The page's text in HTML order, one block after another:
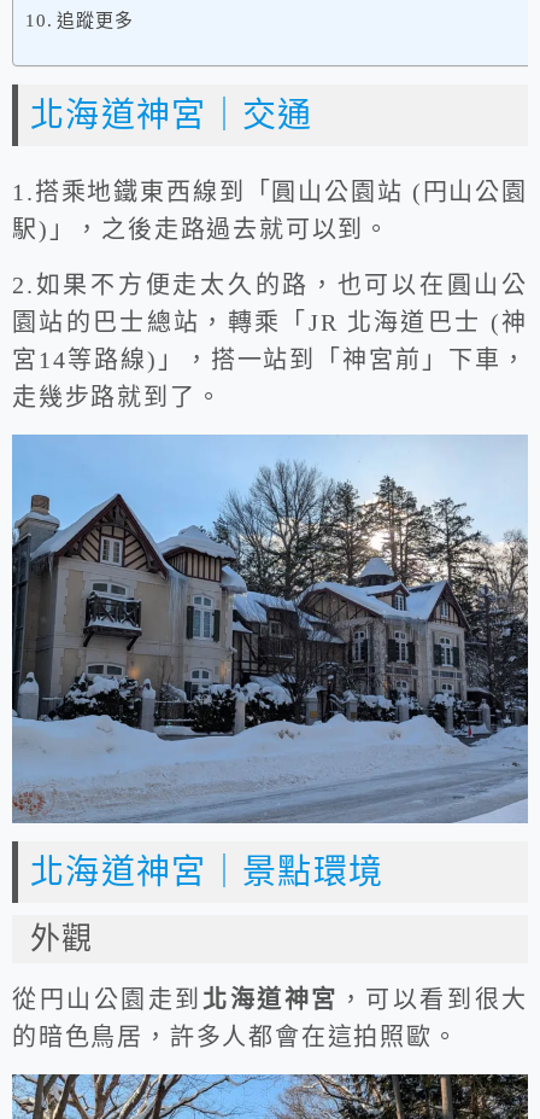
追蹤更多
北海道神宮｜交通
1.搭乘地鐵東西線到「圓山公園站 (円山公園
駅)」，之後走路過去就可以到。
2.如果不方便走太久的路，也可以在圓山公
園站的巴士總站，轉乘「JR 北海道巴士 (神
宮14等路線)」，搭一站到「神宮前」下車，
走幾步路就到了。
北海道神宮｜景點環境
外觀
從円山公園走到 北海道神宮 ，可以看到很大
的暗色鳥居，許多人都會在這拍照歐。